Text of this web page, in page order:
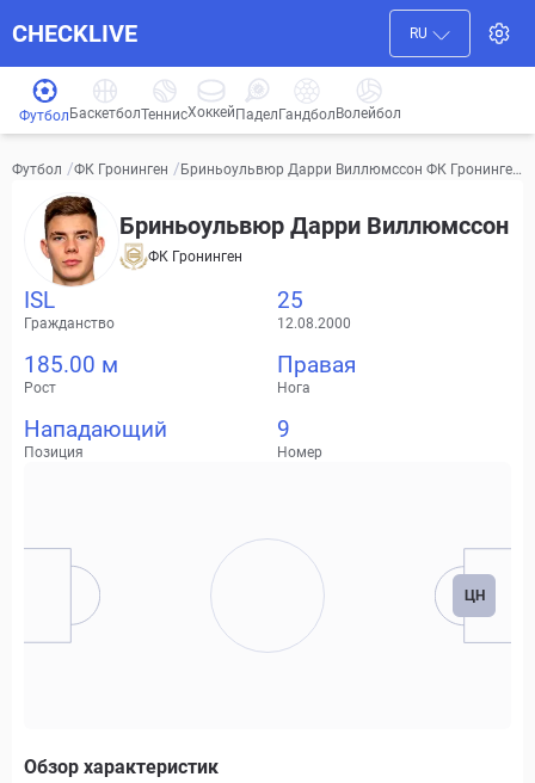
CHECKLIVE RU
Футбол БаскетболТеннисХоккей ПаделГандбол Волейбол
Футбол /ФК Гронинген /Бриньоульвюр Дарри Виллюмссон ФК Гронинген
Бриньоульвюр Дарри Виллюмссон
ФК Гронинген
ISL
Гражданство
25
12.08.2000
185.00 м
Рост
Правая
Нога
Нападающий
Позиция
9
Номер
ЦН
Обзор характеристик